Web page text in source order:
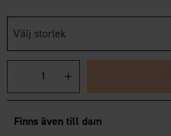
Välj storlek
Finns även till dam